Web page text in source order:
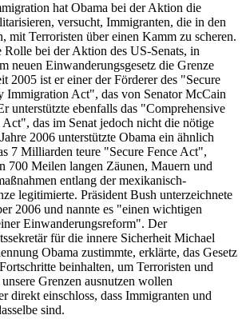
hat Obama bei der Aktion die
versucht, Immigranten, die in den
mit Terroristen über einen Kamm zu scheren.
Rolle bei der Aktion des US-Senats, in
neuen Einwanderungsgesetz die Grenze
2005 ist er einer der Förderer des "Secure
Immigration Act", das von Senator McCain
unterstützte ebenfalls das "Comprehensive
das im Senat jedoch nicht die nötige
2006 unterstützte Obama ein ähnlich
7 Milliarden teure "Secure Fence Act",
700 Meilen langen Zäunen, Mauern und
entlang der mexikanisch-
legitimierte. Präsident Bush unterzeichnete
2006 und nannte es "einen wichtigen
Einwanderungsreform". Der
für die innere Sicherheit Michael
Obama zustimmte, erklärte, das Gesetz
beinhalten, um Terroristen und
Grenzen ausnutzen wollen
direkt einschloss, dass Immigranten und
sind.